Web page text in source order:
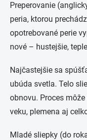
Preperovanie
peria, ktorou
opotrebované perie
nové – hustejšie,
Najčastejšie sa
ubúda svetla. Telo
obnovu. Proces
veku, plemena aj
Mladé sliepky (do